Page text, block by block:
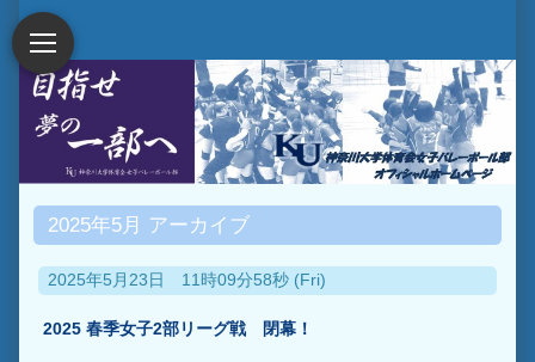
2025年5月 アーカイブ
2025年5月23日 11時09分58秒 (Fri)
2025 春季女子2部リーグ戦 閉幕！